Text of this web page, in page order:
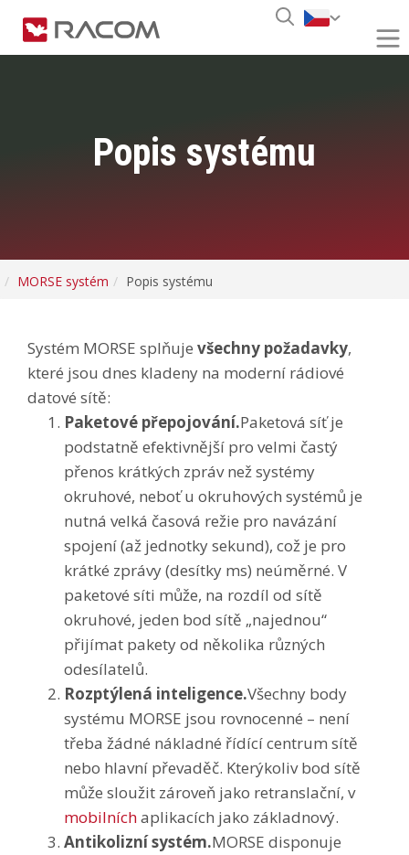
Popis systému
MORSE systém Popis systému
Systém MORSE splňuje všechny požadavky,
které jsou dnes kladeny na moderní rádiové
datové sítě:
Paketové přepojování.Paketová síť je
podstatně efektivnější pro velmi častý
přenos krátkých zpráv než systémy
okruhové, neboť u okruhových systémů je
nutná velká časová režie pro navázání
spojení (až jednotky sekund), což je pro
krátké zprávy (desítky ms) neúměrné. V
paketové síti může, na rozdíl od sítě
okruhové, jeden bod sítě „najednou“
přijímat pakety od několika různých
odesílatelů.
Rozptýlená inteligence.Všechny body
systému MORSE jsou rovnocenné – není
třeba žádné nákladné řídící centrum sítě
nebo hlavní převaděč. Kterýkoliv bod sítě
může sloužit zároveň jako retranslační, v
mobilníchaplikacích jako základnový.
Antikolizní systém.MORSE disponuje